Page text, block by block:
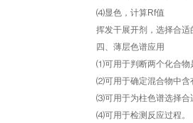
⑷显色，计算Rf值
挥发干展开剂，选择合适
四、薄层色谱应用
⑴可用于判断两个化合物
⑵可用于确定混合物中含
⑶可用于为柱色谱选择
⑷可用于检测反应过程。